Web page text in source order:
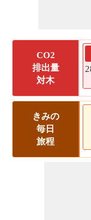
CO2
排出量
対木
きみの
毎日
旅程